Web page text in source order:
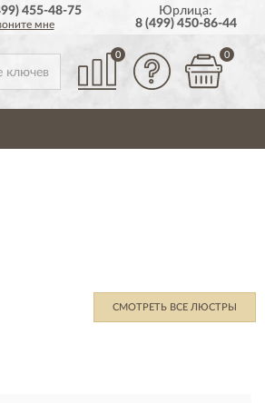
ДОСТАВИМ ПО ВСЕЙ РОССИИ
455-48-75
мне
Юрлица:
8 (499) 450-86-44
0 0
СМОТРЕТЬ ВСЕ ЛЮСТРЫ